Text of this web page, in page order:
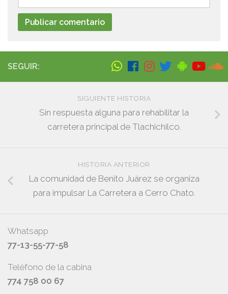
SEGUIR:
SIGUIENTE HISTORIA
Sin respuesta alguna para rehabilitar la
carretera principal de Tlachichilco.
HISTORIA ANTERIOR
La comunidad de Benito Juárez se organiza
para impulsar La Carretera a Cerro Chato.
Whatsapp
77-13-55-77-58
Teléfono de la cabina
774 758 00 67